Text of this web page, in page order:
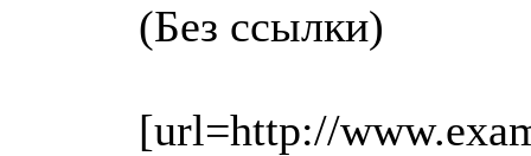
(Без ссылки)
[url=http://